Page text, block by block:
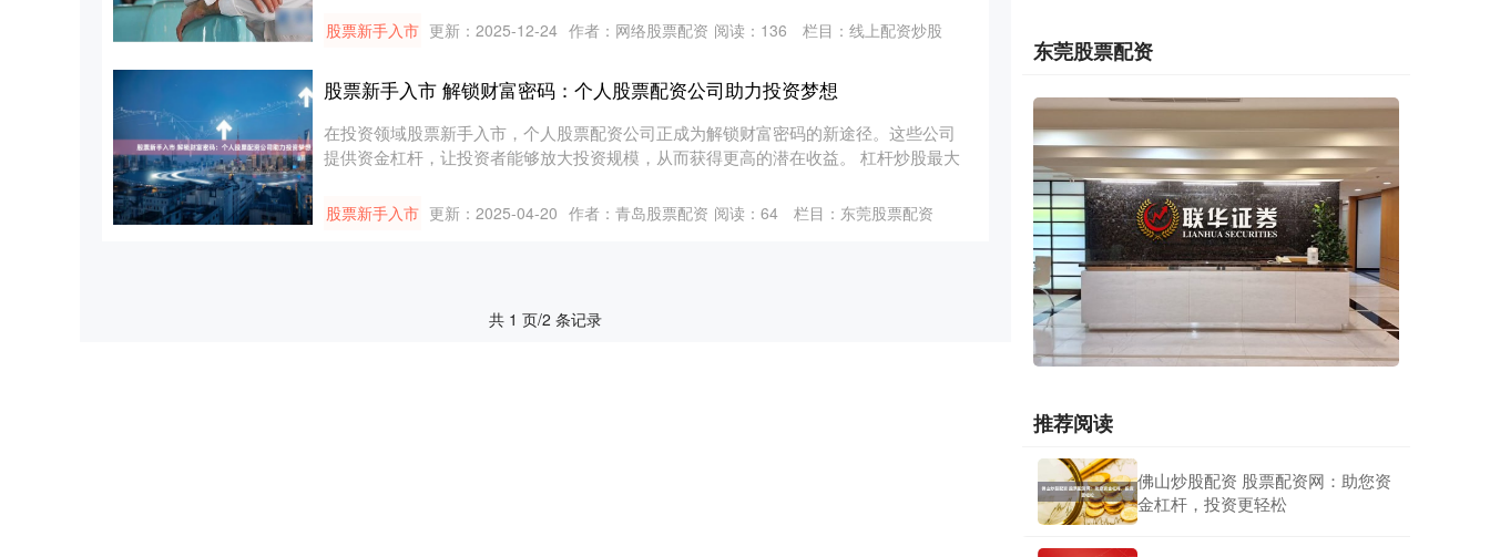
股票新手入市 更新：2025-12-24 作者：网络股票配资 阅读： 136 栏目： 线上配资炒股
股票新手入市 解锁财富密码：个人股票配资公司助力投资梦想
在投资领域股票新手入市，个人股票配资公司正成为解锁财富密码的新途径。这些公司
提供资金杠杆，让投资者能够放大投资规模，从而获得更高的潜在收益。 杠杆炒股最大
股票新手入市 更新：2025-04-20 作者：青岛股票配资 阅读： 64 栏目： 东莞股票配资
共 1 页/2 条记录
东莞股票配资
推荐阅读
佛山炒股配资 股票配资网：助您资
金杠杆，投资更轻松